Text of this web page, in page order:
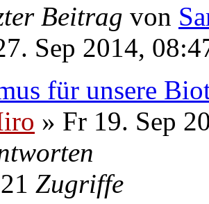
Beitrag von
Sep 2014,
für unsere
» Fr 19. Sep
Zugriffe